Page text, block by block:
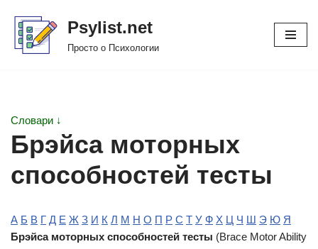
Перейти
Psylist.net
Просто о Психологии
Словари ↓
Брэйса моторных
способностей тесты
А Б В Г Д Е Ж З И К Л М Н О П Р С Т У Ф Х Ц Ч Ш Э Ю Я
Брэйса моторных способностей тесты (Brace Motor Ability